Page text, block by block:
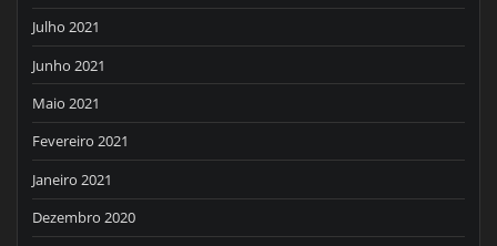
Julho 2021
Junho 2021
Maio 2021
Fevereiro 2021
Janeiro 2021
Dezembro 2020